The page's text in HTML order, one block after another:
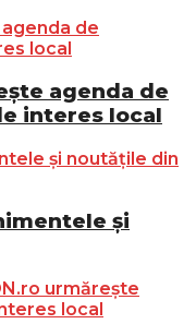
agenda de
interes local
și